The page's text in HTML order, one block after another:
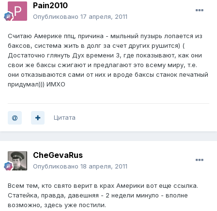
Pain2010
Опубликовано 17 апреля, 2011
Считаю Америке ппц, причина - мыльный пузырь лопается из
баксов, система жить в долг за счет других рушится) (
Достаточно глянуть Дух времени 3, где показывают, как они
свои же баксы сжигают и предлагают это всему миру, т.е.
они отказываются сами от них и вроде баксы станок печатный
придумал))) ИМХО
Цитата
CheGevaRus
Опубликовано 18 апреля, 2011
Всем тем, кто свято верит в крах Америки вот еще ссылка.
Статейка, правда, давешняя - 2 недели минуло - вполне
возможно, здесь уже постили.